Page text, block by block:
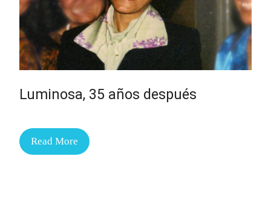
Luminosa, 35 años después
Read More